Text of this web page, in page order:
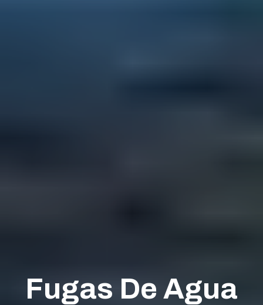
Fugas De Agua